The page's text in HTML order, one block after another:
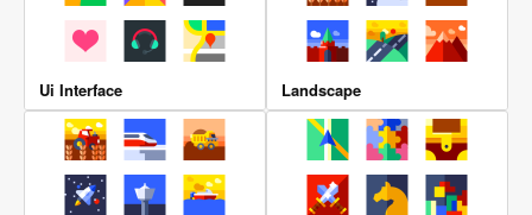
Ui Interface Landscape